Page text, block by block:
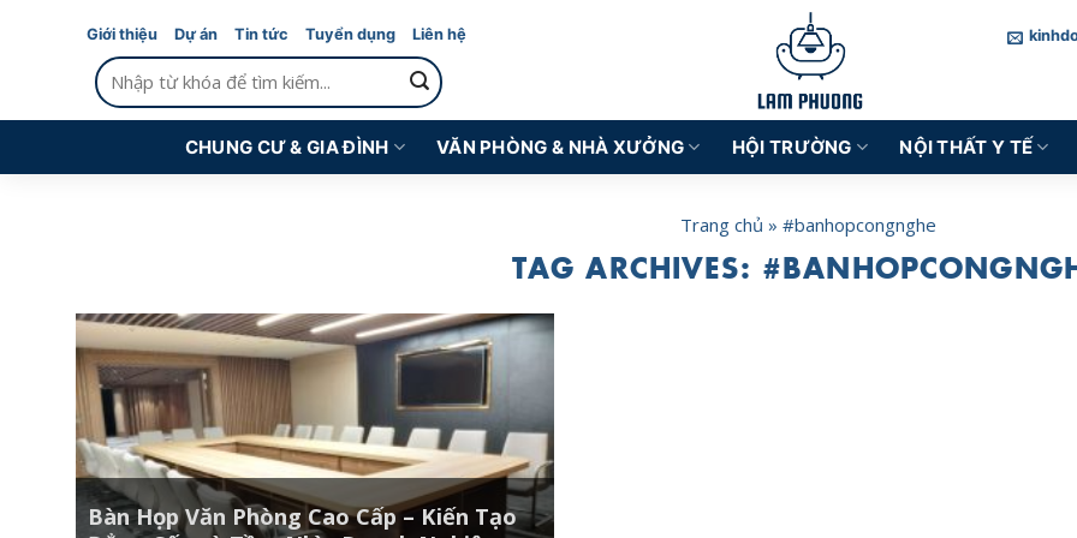
Giới thiệu Dự án Tin tức Tuyển dụng Liên hệ
Tìm
kiếm:
CHUNG CƯ & GIA ĐÌNH VĂN PHÒNG & NHÀ XƯỞNG HỘI TRƯỜNG NỘI THẤT Y TẾ
Trang chủ » #banhopcongnghe
TAG ARCHIVES:
Bàn Họp Văn Phòng Cao Cấp – Kiến Tạo